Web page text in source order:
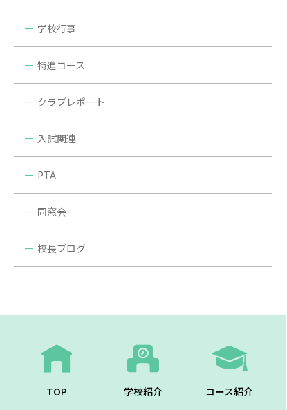
学校行事
特進コース
クラブレポート
入試関連
PTA
同窓会
校長ブログ
TOP 学校紹介 コース紹介